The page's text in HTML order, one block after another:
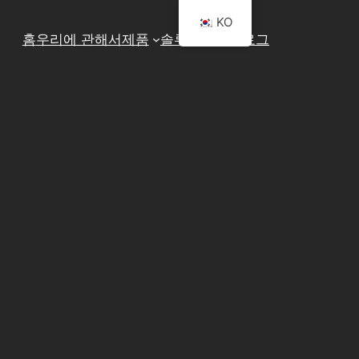
홈우리에 관해서제품 솔루션 블로그
KO